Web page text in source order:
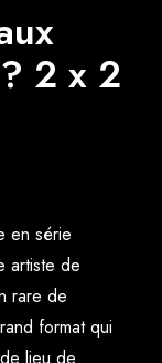
2 x 2
en série
artiste de
rare de
format qui